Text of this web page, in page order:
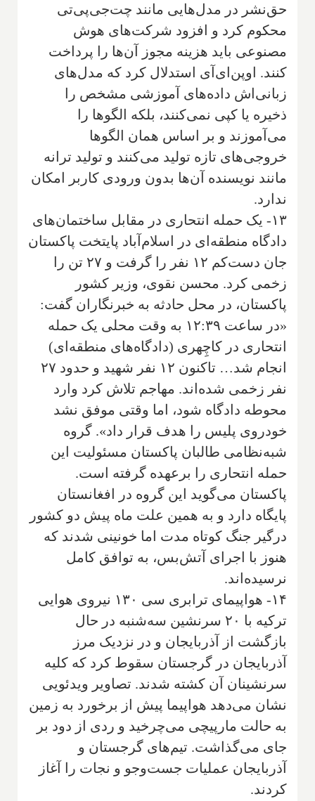
حق‌نشر در مدل‌هایی مانند چت‌جی‌پی‌تی
محکوم کرد و افزود شرکت‌های هوش
مصنوعی باید هزینه مجوز آن‌ها را پرداخت
کنند. اوپن‌ای‌آی استدلال کرد که مدل‌های
زبانی‌اش داده‌های آموزشی مشخص را
ذخیره یا کپی نمی‌کنند، بلکه الگوها را
می‌آموزند و بر اساس همان الگوها
خروجی‌های تازه تولید می‌کنند و تولید ترانه
مانند نویسنده آن‌ها بدون ورودی کاربر امکان
ندارد.
۱۳- یک حمله انتحاری در مقابل ساختمان‌های
دادگاه منطقه‌ای در اسلام‌آباد پایتخت پاکستان
جان دست‌کم ۱۲ نفر را گرفت و ۲۷ تن را
زخمی کرد. محسن نقوی، وزیر کشور
پاکستان، در محل حادثه به خبرنگاران گفت:
«در ساعت ۱۲:۳۹ به وقت محلی یک حمله
انتحاری در کاچِهری (دادگاه‌های منطقه‌ای)
انجام شد… تاکنون ۱۲ نفر شهید و حدود ۲۷
نفر زخمی شده‌اند. مهاجم تلاش کرد وارد
محوطه دادگاه شود، اما وقتی موفق نشد
خودروی پلیس را هدف قرار داد». گروه
شبه‌نظامی طالبان پاکستان مسئولیت این
حمله انتحاری را برعهده گرفته است.
پاکستان می‌گوید این گروه در افغانستان
پایگاه دارد و به همین علت ماه پیش دو کشور
درگیر جنگ کوتاه مدت اما خونینی شدند که
هنوز با اجرای آتش‌بس، به توافق کامل
نرسیده‌اند.
۱۴- هواپیمای ترابری سی ۱۳۰ نیروی هوایی
ترکیه با ۲۰ سرنشین سه‌شنبه در حال
بازگشت از آذربایجان و در نزدیک مرز
آذربایجان در گرجستان سقوط کرد که کلیه
سرنشینان آن کشته شدند. تصاویر ویدئویی
نشان می‌دهد هواپیما پیش از برخورد به زمین
به حالت مارپیچی می‌چرخید و ردی از دود بر
جای می‌گذاشت. تیم‌های گرجستان و
آذربایجان عملیات جست‌وجو و نجات را آغاز
کردند.